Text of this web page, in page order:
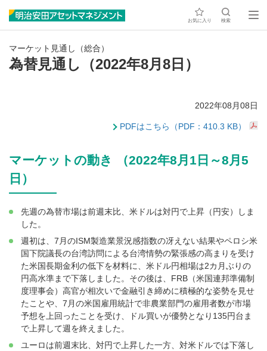
お気に入り 検索
マーケット見通し（総合）
為替見通し（2022年8月8日）
2022年08月08日
PDFはこちら（PDF：410.3 KB）
マーケットの動き （2022年8月1日～8月5
日）
先週の為替市場は前週末比、米ドルは対円で上昇（円安）しま
した。
週初は、7月のISM製造業景況感指数の冴えない結果やペロシ米
国下院議長の台湾訪問による台湾情勢の緊張感の高まりを受け
た米国長期金利の低下を材料に、米ドル円相場は2カ月ぶりの
円高水準まで下落しました。その後は、FRB（米国連邦準備制
度理事会）高官が相次いで金融引き締めに積極的な姿勢を見せ
たことや、7月の米国雇用統計で非農業部門の雇用者数が市場
予想を上回ったことを受け、ドル買いが優勢となり135円台ま
で上昇して週を終えました。
ユーロは前週末比、対円で上昇した一方、対米ドルでは下落し